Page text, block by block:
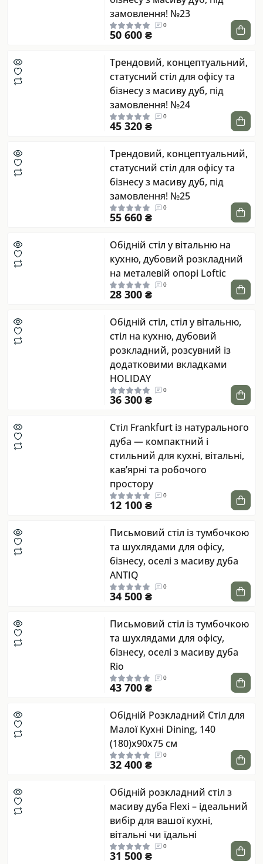
замовлення! №23
0
50 600 ₴
Трендовий, концептуальний,
статусний стіл для офісу та
бізнесу з масиву дуб, під
замовлення! №24
0
45 320 ₴
Трендовий, концептуальний,
статусний стіл для офісу та
бізнесу з масиву дуб, під
замовлення! №25
0
55 660 ₴
Обідній стіл у вітальню на
кухню, дубовий розкладний
на металевій опорі Loftic
0
28 300 ₴
Обідній стіл, стіл у вітальню,
стіл на кухню, дубовий
розкладний, розсувний із
додатковими вкладками
HOLIDAY
0
36 300 ₴
Стіл Frankfurt із натурального
дуба — компактний і
стильний для кухні, вітальні,
кав’ярні та робочого
простору
0
12 100 ₴
Письмовий стіл із тумбочкою
та шухлядами для офісу,
бізнесу, оселі з масиву дуба
ANTIQ
0
34 500 ₴
Письмовий стіл із тумбочкою
та шухлядами для офісу,
бізнесу, оселі з масиву дуба
Rio
0
43 700 ₴
Обідній Розкладний Стіл для
Малої Кухні Dining, 140
(180)х90х75 см
0
32 400 ₴
Обідній розкладний стіл з
масиву дуба Flexi – ідеальний
вибір для вашої кухні,
вітальні чи їдальні
0
31 500 ₴